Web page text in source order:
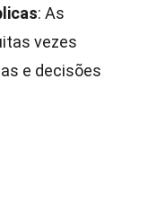
: As
vezes
e decisões